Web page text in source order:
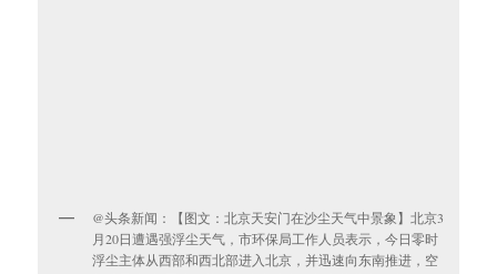
@头条新闻：【图文：北京天安门在沙尘天气中景象】北京3
月20日遭遇强浮尘天气，市环保局工作人员表示，今日零时
浮尘主体从西部和西北部进入北京，并迅速向东南推进，空